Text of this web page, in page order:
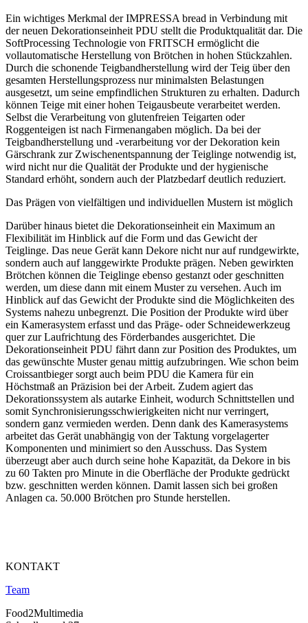
Ein wichtiges Merkmal der IMPRESSA bread in Verbindung mit
der neuen Dekorationseinheit PDU stellt die Produktqualität dar. Die
SoftProcessing Technologie von FRITSCH ermöglicht die
vollautomatische Herstellung von Brötchen in hohen Stückzahlen.
Durch die schonende Teigbandherstellung wird der Teig über den
gesamten Herstellungsprozess nur minimalsten Belastungen
ausgesetzt, um seine empfindlichen Strukturen zu erhalten. Dadurch
können Teige mit einer hohen Teigausbeute verarbeitet werden.
Selbst die Verarbeitung von glutenfreien Teigarten oder
Roggenteigen ist nach Firmenangaben möglich. Da bei der
Teigbandherstellung und -verarbeitung vor der Dekoration kein
Gärschrank zur Zwischenentspannung der Teiglinge notwendig ist,
wird nicht nur die Qualität der Produkte und der hygienische
Standard erhöht, sondern auch der Platzbedarf deutlich reduziert.
Das Prägen von vielfältigen und individuellen Mustern ist möglich
Darüber hinaus bietet die Dekorationseinheit ein Maximum an
Flexibilität im Hinblick auf die Form und das Gewicht der
Teiglinge. Das neue Gerät kann Dekore nicht nur auf rundgewirkte,
sondern auch auf langgewirkte Produkte prägen. Neben gewirkten
Brötchen können die Teiglinge ebenso gestanzt oder geschnitten
werden, um diese dann mit einem Muster zu versehen. Auch im
Hinblick auf das Gewicht der Produkte sind die Möglichkeiten des
Systems nahezu unbegrenzt. Die Position der Produkte wird über
ein Kamerasystem erfasst und das Präge- oder Schneidewerkzeug
quer zur Laufrichtung des Förderbandes ausgerichtet. Die
Dekorationseinheit PDU fährt dann zur Position des Produktes, um
das gewünschte Muster genau mittig aufzubringen. Wie schon beim
Croissantbieger sorgt auch beim PDU die Kamera für ein
Höchstmaß an Präzision bei der Arbeit. Zudem agiert das
Dekorationssystem als autarke Einheit, wodurch Schnittstellen und
somit Synchronisierungsschwierigkeiten nicht nur verringert,
sondern ganz vermieden werden. Denn dank des Kamerasystems
arbeitet das Gerät unabhängig von der Taktung vorgelagerter
Komponenten und minimiert so den Ausschuss. Das System
überzeugt aber auch durch seine hohe Kapazität, da Dekore in bis
zu 60 Takten pro Minute in die Oberfläche der Produkte gedrückt
bzw. geschnitten werden können. Damit lassen sich bei großen
Anlagen ca. 50.000 Brötchen pro Stunde herstellen.
KONTAKT
Team
Food2Multimedia